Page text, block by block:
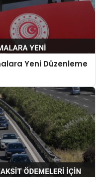
Yeni Düzenleme